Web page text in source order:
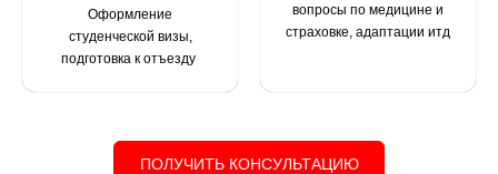
Оформление
студенческой визы,
подготовка к отъезду
вопросы по медицине и
страховке, адаптации итд
ПОЛУЧИТЬ КОНСУЛЬТАЦИЮ